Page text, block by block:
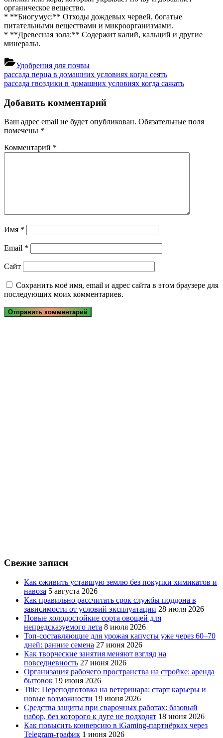
органическое вещество.
* **Биогумус:** Отходы дождевых червей, богатые
питательными веществами и микроорганизмами.
* **Древесная зола:** Содержит калий, кальций и другие
минералы.
Удобрения для почвы
Навигация
по
записям
Previous
Post:
рассада перца в домашних условиях когда сеять
Next
рассада гвоздики в домашних условиях когда сажать
Добавить комментарий
Ваш адрес email не будет опубликован. Обязательные поля
помечены *
Комментарий *
Имя *
Email *
Сайт
Сохранить моё имя, email и адрес сайта в этом браузере для
последующих моих комментариев.
Свежие записи
Как оживить уставшую землю без покупки химикатов и
навоза 5 августа 2026
Как правильно рассчитать срок службы поддона в
зависимости от условий эксплуатации 28 июля 2026
Новые холодостойкие сорта овощей для
непредсказуемого лета 8 июля 2026
Топ-составляющие для урожая капусты уже через 60–70
дней: ранние семена 27 июня 2026
Как творческие занятия меняют взгляд на
повседневность 27 июня 2026
Организация рабочего пространства на стройке: аренда
бытовок 19 июня 2026
Title: Переподготовка на ветеринара: старт карьеры и
новые возможности 19 июня 2026
Средства защиты при сварочных работах: базовый
набор, без которого к дуге не подходят 18 июня 2026
Как повысить конверсию в iGaming-партнёрках через
Telegram-трафик 1 июня 2026